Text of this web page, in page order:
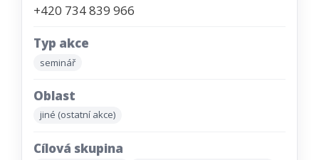
+420 734 839 966
Typ akce
seminář
Oblast
jiné (ostatní akce)
Cílová skupina